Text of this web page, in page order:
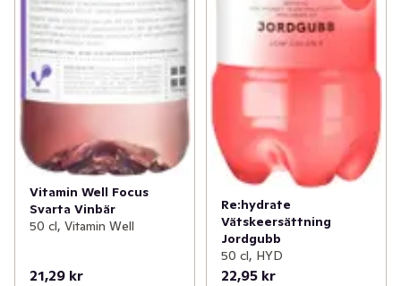
Vitamin Well Focus
Svarta Vinbär
50 cl, Vitamin Well
21,29 kr
Re:hydrate
Vätskeersättning
Jordgubb
50 cl, HYD
22,95 kr